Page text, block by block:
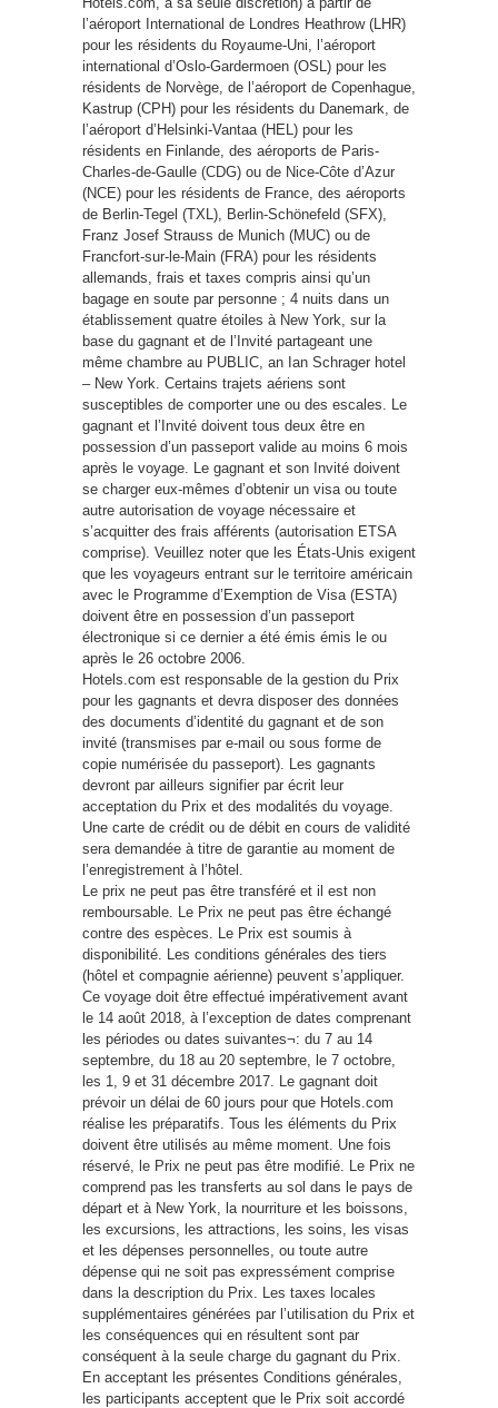
l’aéroport International de Londres Heathrow (LHR)
pour les résidents du Royaume-Uni, l’aéroport
international d’Oslo-Gardermoen (OSL) pour les
résidents de Norvège, de l’aéroport de Copenhague,
Kastrup (CPH) pour les résidents du Danemark, de
l’aéroport d’Helsinki-Vantaa (HEL) pour les
résidents en Finlande, des aéroports de Paris-
Charles-de-Gaulle (CDG) ou de Nice-Côte d’Azur
(NCE) pour les résidents de France, des aéroports
de Berlin-Tegel (TXL), Berlin-Schönefeld (SFX),
Franz Josef Strauss de Munich (MUC) ou de
Francfort-sur-le-Main (FRA) pour les résidents
allemands, frais et taxes compris ainsi qu’un
bagage en soute par personne ; 4 nuits dans un
établissement quatre étoiles à New York, sur la
base du gagnant et de l’Invité partageant une
même chambre au PUBLIC, an Ian Schrager hotel
– New York. Certains trajets aériens sont
susceptibles de comporter une ou des escales. Le
gagnant et l’Invité doivent tous deux être en
possession d’un passeport valide au moins 6 mois
après le voyage. Le gagnant et son Invité doivent
se charger eux-mêmes d’obtenir un visa ou toute
autre autorisation de voyage nécessaire et
s’acquitter des frais afférents (autorisation ETSA
comprise). Veuillez noter que les États-Unis exigent
que les voyageurs entrant sur le territoire américain
avec le Programme d’Exemption de Visa (ESTA)
doivent être en possession d’un passeport
électronique si ce dernier a été émis émis le ou
après le 26 octobre 2006.
Hotels.com est responsable de la gestion du Prix
pour les gagnants et devra disposer des données
des documents d’identité du gagnant et de son
invité (transmises par e-mail ou sous forme de
copie numérisée du passeport). Les gagnants
devront par ailleurs signifier par écrit leur
acceptation du Prix et des modalités du voyage.
Une carte de crédit ou de débit en cours de validité
sera demandée à titre de garantie au moment de
l’enregistrement à l’hôtel.
Le prix ne peut pas être transféré et il est non
remboursable. Le Prix ne peut pas être échangé
contre des espèces. Le Prix est soumis à
disponibilité. Les conditions générales des tiers
(hôtel et compagnie aérienne) peuvent s’appliquer.
Ce voyage doit être effectué impérativement avant
le 14 août 2018, à l’exception de dates comprenant
les périodes ou dates suivantes¬: du 7 au 14
septembre, du 18 au 20 septembre, le 7 octobre,
les 1, 9 et 31 décembre 2017. Le gagnant doit
prévoir un délai de 60 jours pour que Hotels.com
réalise les préparatifs. Tous les éléments du Prix
doivent être utilisés au même moment. Une fois
réservé, le Prix ne peut pas être modifié. Le Prix ne
comprend pas les transferts au sol dans le pays de
départ et à New York, la nourriture et les boissons,
les excursions, les attractions, les soins, les visas
et les dépenses personnelles, ou toute autre
dépense qui ne soit pas expressément comprise
dans la description du Prix. Les taxes locales
supplémentaires générées par l’utilisation du Prix et
les conséquences qui en résultent sont par
conséquent à la seule charge du gagnant du Prix.
En acceptant les présentes Conditions générales,
les participants acceptent que le Prix soit accordé